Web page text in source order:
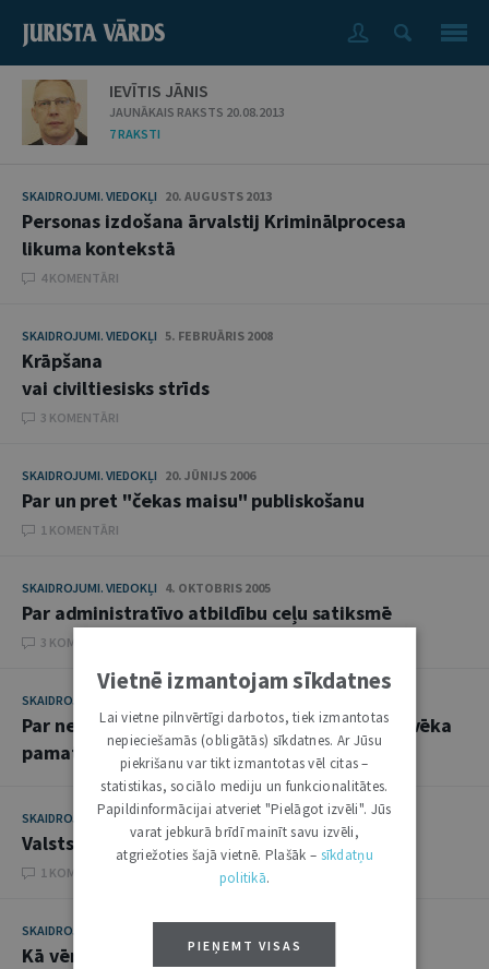
IEVĪTIS JĀNIS
JAUNĀKAIS RAKSTS 20.08.2013
7 RAKSTI
SKAIDROJUMI. VIEDOKĻI 20. AUGUSTS 2013
Personas izdošana ārvalstij Kriminālprocesa
likuma kontekstā
4 KOMENTĀRI
SKAIDROJUMI. VIEDOKĻI 5. FEBRUĀRIS 2008
Krāpšana
vai civiltiesisks strīds
3 KOMENTĀRI
SKAIDROJUMI. VIEDOKĻI 20. JŪNIJS 2006
Par un pret "čekas maisu" publiskošanu
1 KOMENTĀRI
SKAIDROJUMI. VIEDOKĻI 4. OKTOBRIS 2005
Par administratīvo atbildību ceļu satiksmē
3 KOMENTĀRI
SKAIDROJUMI. VIEDOKĻI
Par neatliekamo medicīnisko palīdzību un cilvēka
pamattiesībām
SKAIDROJUMI. VIEDOKĻI 24. MAIJS 2005
Valsts noslēpums un cilvēka pamattiesības
1 KOMENTĀRI
SKAIDROJUMI. VIEDOKĻI
Kā vērtēt valsts amatpersonas bezdarbību
Vietnē izmantojam sīkdatnes
Lai vietne pilnvērtīgi darbotos, tiek izmantotas
nepieciešamās (obligātās) sīkdatnes. Ar Jūsu
piekrišanu var tikt izmantotas vēl citas –
statistikas, sociālo mediju un funkcionalitātes.
Papildinformācijai atveriet "Pielāgot izvēli". Jūs
varat jebkurā brīdī mainīt savu izvēli,
atgriežoties šajā vietnē. Plašāk – sīkdatņu
politikā.
PIEŅEMT VISAS